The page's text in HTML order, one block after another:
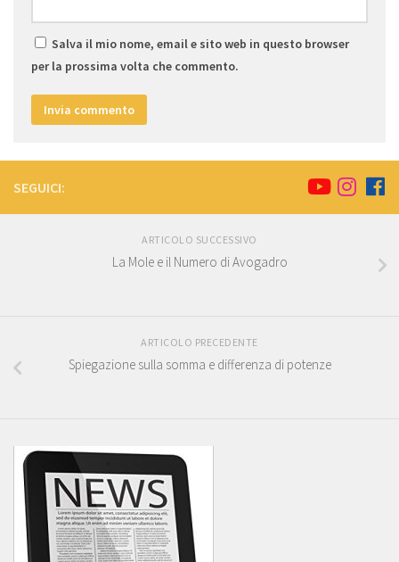
Salva il mio nome, email e sito web in questo browser
per la prossima volta che commento.
SEGUICI:
ARTICOLO SUCCESSIVO
La Mole e il Numero di Avogadro
ARTICOLO PRECEDENTE
Spiegazione sulla somma e differenza di potenze